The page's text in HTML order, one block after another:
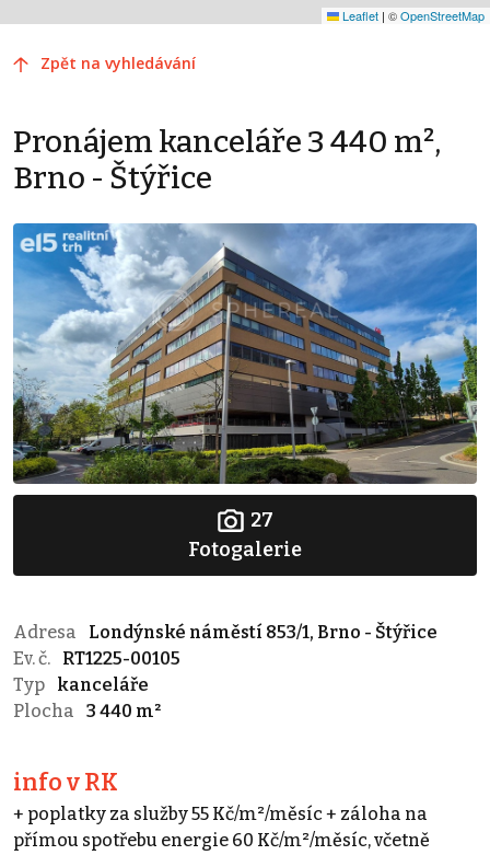
Leaflet | ©OpenStreetMap
Zpět na vyhledávání
Pronájem kanceláře 3 440 m²,
Brno - Štýřice
27
Fotogalerie
Adresa
Londýnské náměstí 853/1, Brno - Štýřice
Ev. č.
RT1225-00105
Typ
kanceláře
Plocha
3 440 m²
info v RK
+ poplatky za služby 55 Kč/m²/měsíc + záloha na
přímou spotřebu energie 60 Kč/m²/měsíc, včetně